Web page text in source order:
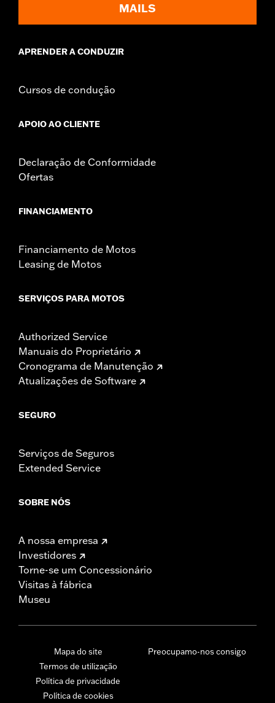
MAILS
APRENDER A CONDUZIR
Cursos de condução
APOIO AO CLIENTE
Declaração de Conformidade
Ofertas
FINANCIAMENTO
Financiamento de Motos
Leasing de Motos
SERVIÇOS PARA MOTOS
Authorized Service
Manuais do Proprietário
Cronograma de Manutenção
Atualizações de Software
SEGURO
Serviços de Seguros
Extended Service
SOBRE NÓS
A nossa empresa
Investidores
Torne-se um Concessionário
Visitas à fábrica
Museu
Mapa do site
Termos de utilização
Política de privacidade
Política de cookies
Preocupamo-nos consigo